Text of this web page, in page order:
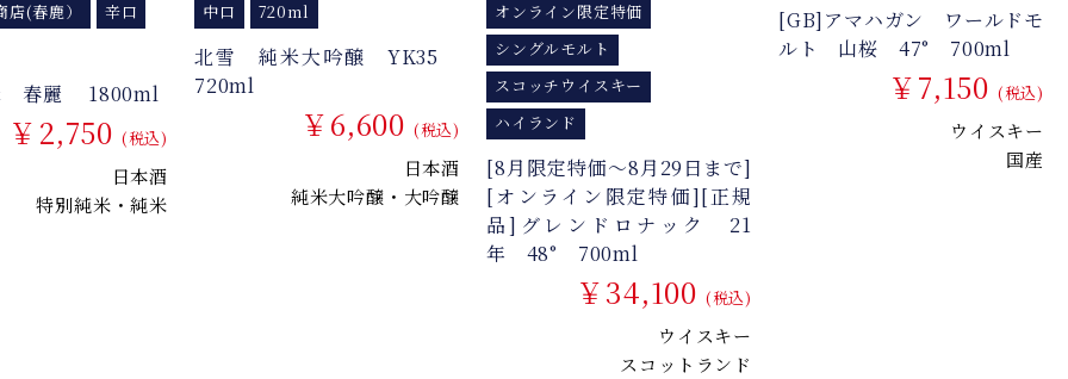
(春鹿）
辛口
春麗 1800ml
￥2,750 (税込)
日本酒
特別純米・純米
中口
720ml
北雪 純米大吟醸 YK35
720ml
￥6,600 (税込)
日本酒
純米大吟醸・大吟醸
オンライン限定特価
シングルモルト
スコッチウイスキー
ハイランド
[8月限定特価～8月29日まで]
[オンライン限定特価][正規
品]グレンドロナック 21
年 48° 700ml
￥34,100 (税込)
ウイスキー
スコットランド
[GB]アマハガン ワールドモ
ルト 山桜 47° 700ml
￥7,150 (税込)
ウイスキー
国産